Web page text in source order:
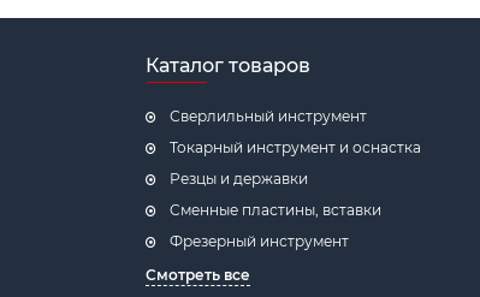
Каталог товаров
Сверлильный инструмент
Токарный инструмент и оснастка
Резцы и державки
Cменные пластины, вставки
Фрезерный инструмент
Смотреть все